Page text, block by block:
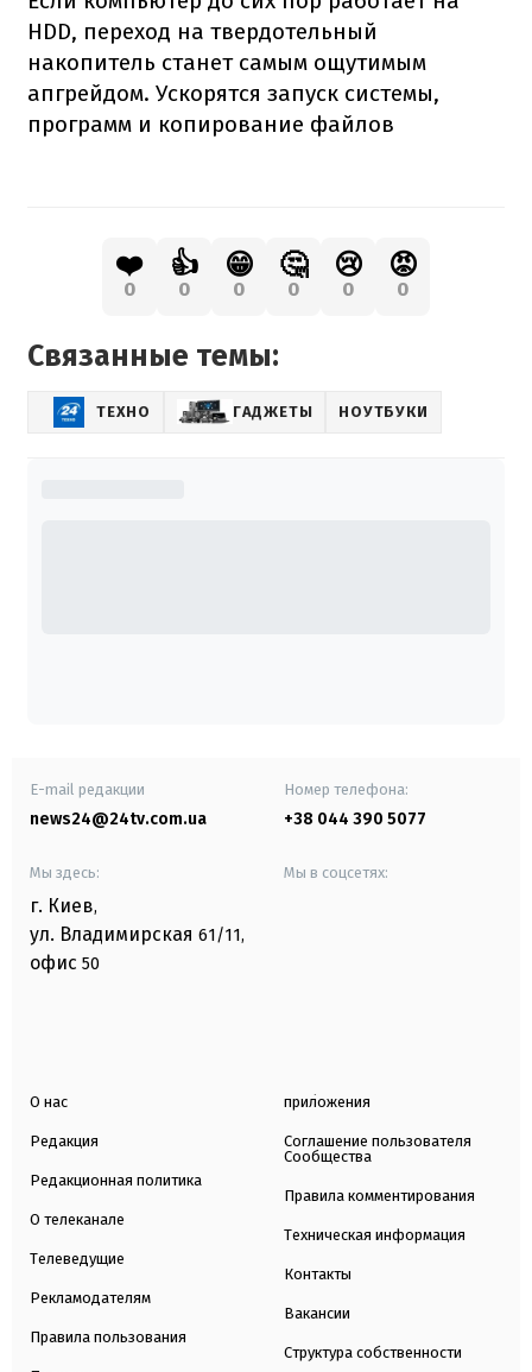
HDD, переход на твердотельный
накопитель станет самым ощутимым
апгрейдом. Ускорятся запуск системы,
программ и копирование файлов
❤️
0
👍
0
😁
0
🤔
0
😢
0
😡
0
Связанные темы:
ТЕХНО ГАДЖЕТЫ НОУТБУКИ
E-mail редакции
news24@24tv.com.ua
Номер телефона:
+38 044 390 5077
Мы здесь:
г. Киев,
ул. Владимирская 61/11,
офис 50
Мы в соцсетях:
О нас
Редакция
Редакционная политика
О телеканале
Телеведущие
Рекламодателям
Правила пользования
приложения
Соглашение пользователя
Сообщества
Правила комментирования
Техническая информация
Контакты
Вакансии
Структура собственности